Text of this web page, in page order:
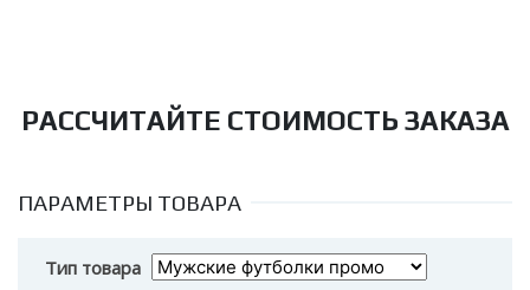
РАССЧИТАЙТЕ СТОИМОСТЬ ЗАКАЗА
ПАРАМЕТРЫ ТОВАРА
Тип товара